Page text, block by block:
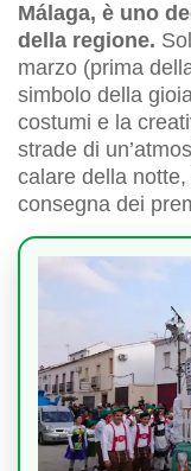
Málaga, è uno
della regione.
marzo (prima
simbolo della
costumi e la
strade di
calare della
consegna dei